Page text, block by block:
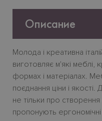
Описание
Молода і креативна
виготовляє м'які меблі,
формах і матеріалах.
поєднання ціни і якості.
не тільки про
пропонують ергономічнi